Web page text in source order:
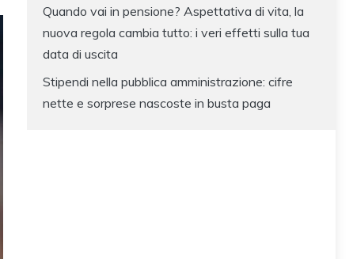
Quando vai in pensione? Aspettativa di vita, la
nuova regola cambia tutto: i veri effetti sulla tua
data di uscita
Stipendi nella pubblica amministrazione: cifre
nette e sorprese nascoste in busta paga